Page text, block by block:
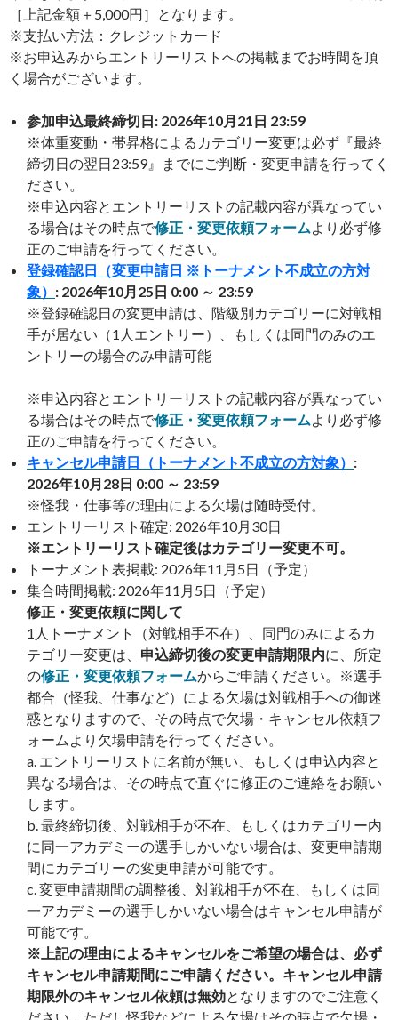
［上記金額＋5,000円］となります。
※支払い方法：クレジットカード
※お申込みからエントリーリストへの掲載までお時間を頂
く場合がございます。
参加申込最終締切日: 2026年10月21日 23:59
※体重変動・帯昇格によるカテゴリー変更は必ず『最終
締切日の翌日23:59』までにご判断・変更申請を行ってく
ださい。
※申込内容とエントリーリストの記載内容が異なってい
る場合はその時点で修正・変更依頼フォーム より必ず修
正のご申請を行ってください。
登録確認日（変更申請日 ※トーナメント不成立の方対
象） : 2026年10月25日 0:00 ～ 23:59
※登録確認日の変更申請は、階級別カテゴリーに対戦相
手が居ない（1人エントリー）、もしくは同門のみのエ
ントリーの場合のみ申請可能
※申込内容とエントリーリストの記載内容が異なってい
る場合はその時点で修正・変更依頼フォーム より必ず修
正のご申請を行ってください。
キャンセル申請日（トーナメント不成立の方対象） :
2026年10月28日 0:00 ～ 23:59
※怪我・仕事等の理由による欠場は随時受付。
エントリーリスト確定: 2026年10月30日
※エントリーリスト確定後はカテゴリー変更不可。
トーナメント表掲載: 2026年11月5日（予定）
集合時間掲載: 2026年11月5日（予定）
修正・変更依頼に関して
1人トーナメント（対戦相手不在）、同門のみによるカ
テゴリー変更は、 申込締切後の変更申請期限内に、所定
の修正・変更依頼フォームからご申請ください。※選手
都合（怪我、仕事など）による欠場は対戦相手への御迷
惑となりますので、その時点で欠場・キャンセル依頼フ
ォームより欠場申請を行ってください。
a. エントリーリストに名前が無い、もしくは申込内容と
異なる場合は、その時点で直ぐに修正のご連絡をお願い
します。
b. 最終締切後、対戦相手が不在、もしくはカテゴリー内
に同一アカデミーの選手しかいない場合は、変更申請期
間にカテゴリーの変更申請が可能です。
c. 変更申請期間の調整後、対戦相手が不在、もしくは同
一アカデミーの選手しかいない場合はキャンセル申請が
可能です。
※上記の理由によるキャンセルをご希望の場合は、必ず
キャンセル申請期間にご申請ください。キャンセル申請
期限外のキャンセル依頼は無効となりますのでご注意く